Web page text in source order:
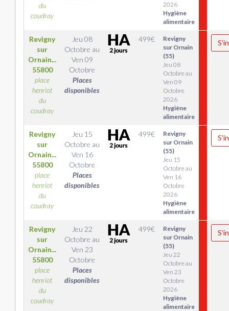
du
coudray
2026
Hygiène
alimentaire
Revigny
sur
Ornain...
55800
place
henriot
du
coudray
Jeu 08
Octobre au
Ven 09
Octobre
Places
disponibles
499€
Revigny
sur Ornain
(55)
Jeu 08
Octobre au
Ven 09
Octobre
2026
Hygiène
alimentaire
Revigny
sur
Ornain...
55800
place
henriot
du
coudray
Jeu 15
Octobre au
Ven 16
Octobre
Places
disponibles
499€
Revigny
sur Ornain
(55)
Jeu 15
Octobre au
Ven 16
Octobre
2026
Hygiène
alimentaire
Revigny
sur
Ornain...
55800
place
henriot
du
coudray
Jeu 22
Octobre au
Ven 23
Octobre
Places
disponibles
499€
Revigny
sur Ornain
(55)
Jeu 22
Octobre au
Ven 23
Octobre
2026
Hygiène
alimentaire